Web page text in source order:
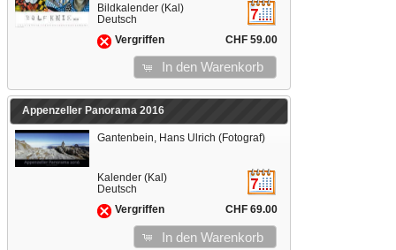
Bildkalender (Kal)
Deutsch
Vergriffen
CHF 59.00
In den Warenkorb
Appenzeller Panorama 2016
Gantenbein, Hans Ulrich (Fotograf)
Kalender (Kal)
Deutsch
Vergriffen
CHF 69.00
In den Warenkorb